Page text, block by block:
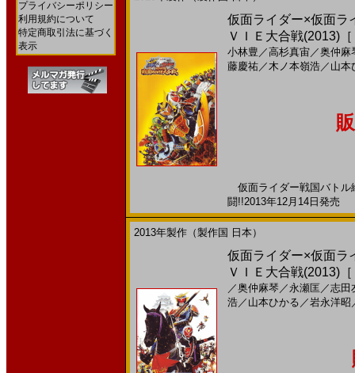
プライバシーポリシー
利用規約について
特定商取引法に基づく
表示
仮面ライダー×仮面
ＶＩＥ大合戦(2013)
小林豊 ／高杉真宙／奥仲麻
藤慶祐／木ノ本嶺浩／ 山本
仮面ライダー戦国バトル
闘!!2013年12月14日発売
2013年製作（製作国 日本）
仮面ライダー×仮面
ＶＩＥ大合戦(2013)
／奥仲麻琴 ／永瀬匡 ／志田
浩／ 山本ひかる ／岩永洋昭